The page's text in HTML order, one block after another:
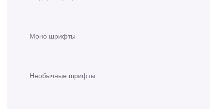
Моно шрифты
Необычные шрифты